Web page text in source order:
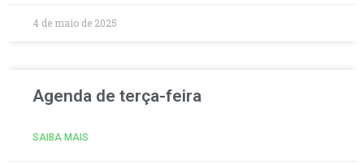
4 de maio de 2025
Agenda de terça-feira
SAIBA MAIS